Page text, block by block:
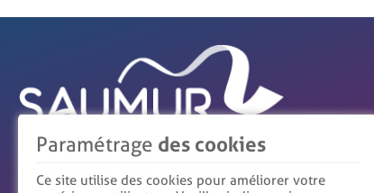
Paramétrage des cookies
Ce site utilise des cookies pour améliorer votre